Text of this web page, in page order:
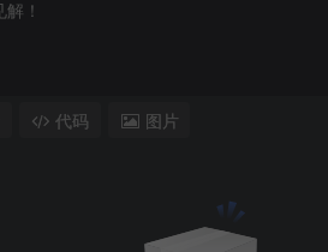
代码 图片